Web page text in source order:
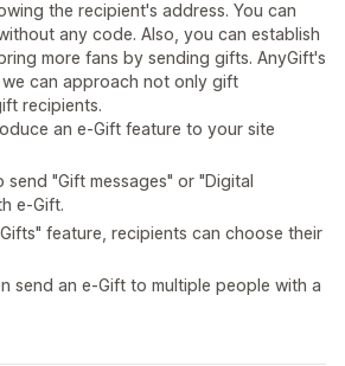
the recipient's address. You can
any code. Also, you can establish
more fans by sending gifts. AnyGift's
can approach not only gift
recipients.
an e-Gift feature to your site
send "Gift messages" or "Digital
e-Gift.
feature, recipients can choose their
send an e-Gift to multiple people with a